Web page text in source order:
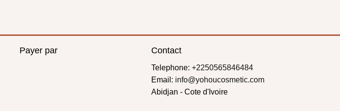
Payer par Contact
Telephone: +2250565846484
Email: info@yohoucosmetic.com
Abidjan - Cote d'Ivoire